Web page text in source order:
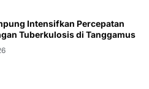
Intensifkan Percepatan
Tuberkulosis di Tanggamus